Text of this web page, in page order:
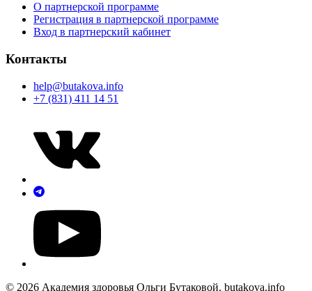
О партнерской программе
Регистрация в партнерской программе
Вход в партнерский кабинет
Контакты
help@butakova.info
+7 (831) 411 14 51
© 2026 Академия здоровья Ольги Бутаковой. butakova.info